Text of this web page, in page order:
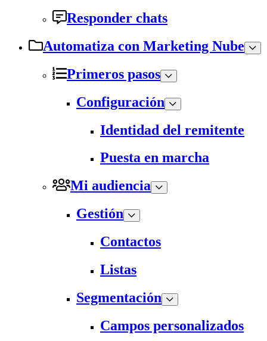
Responder chats
Automatiza con Marketing Nube
Primeros pasos
Configuración
Identidad del remitente
Puesta en marcha
Mi audiencia
Gestión
Contactos
Listas
Segmentación
Campos personalizados